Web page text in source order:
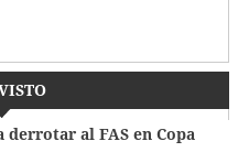
al FAS en Copa